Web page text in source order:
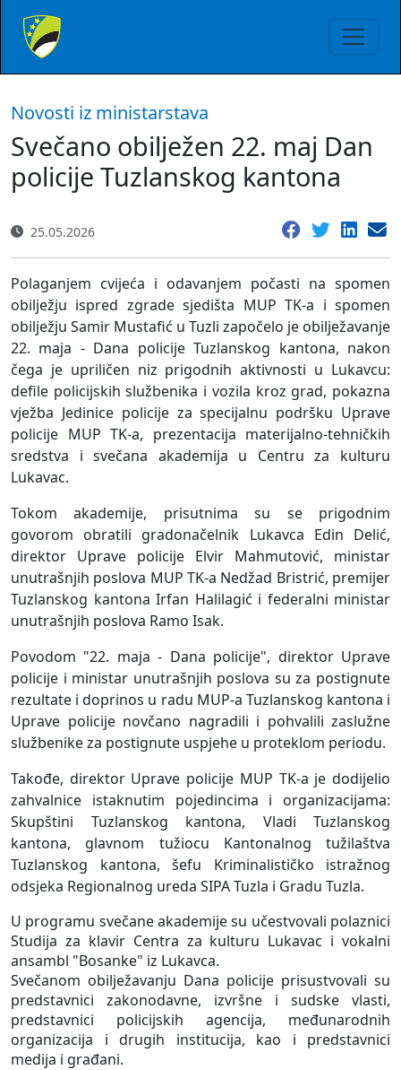
Novosti iz ministarstava
Svečano obilježen 22. maj Dan
policije Tuzlanskog kantona
25.05.2026
Polaganjem cvijeća i odavanjem počasti na spomen
obilježju ispred zgrade sjedišta MUP TK-a i spomen
obilježju Samir Mustafić u Tuzli započelo je obilježavanje
22. maja - Dana policije Tuzlanskog kantona, nakon
čega je upriličen niz prigodnih aktivnosti u Lukavcu:
defile policijskih službenika i vozila kroz grad, pokazna
vježba Jedinice policije za specijalnu podršku Uprave
policije MUP TK-a, prezentacija materijalno-tehničkih
sredstva i svečana akademija u Centru za kulturu
Lukavac.
Tokom akademije, prisutnima su se prigodnim
govorom obratili gradonačelnik Lukavca Edin Delić,
direktor Uprave policije Elvir Mahmutović, ministar
unutrašnjih poslova MUP TK-a Nedžad Bristrić, premijer
Tuzlanskog kantona Irfan Halilagić i federalni ministar
unutrašnjih poslova Ramo Isak.
Povodom "22. maja - Dana policije", direktor Uprave
policije i ministar unutrašnjih poslova su za postignute
rezultate i doprinos u radu MUP-a Tuzlanskog kantona i
Uprave policije novčano nagradili i pohvalili zaslužne
službenike za postignute uspjehe u proteklom periodu.
Takođe, direktor Uprave policije MUP TK-a je dodijelio
zahvalnice istaknutim pojedincima i organizacijama:
Skupštini Tuzlanskog kantona, Vladi Tuzlanskog
kantona, glavnom tužiocu Kantonalnog tužilaštva
Tuzlanskog kantona, šefu Kriminalističko istražnog
odsjeka Regionalnog ureda SIPA Tuzla i Gradu Tuzla.
U programu svečane akademije su učestvovali polaznici
Studija za klavir Centra za kulturu Lukavac i vokalni
ansambl "Bosanke" iz Lukavca.
Svečanom obilježavanju Dana policije prisustvovali su
predstavnici zakonodavne, izvršne i sudske vlasti,
predstavnici policijskih agencija, međunarodnih
organizacija i drugih institucija, kao i predstavnici
medija i građani.